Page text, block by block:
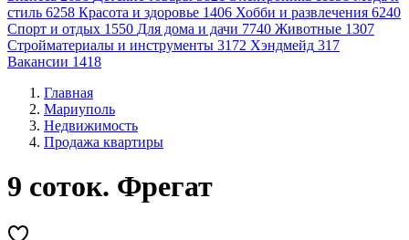
стиль 6258 Красота и здоровье 1406 Хобби и развлечения 6240
Спорт и отдых 1550 Для дома и дачи 7740 Животные 1307
Стройматериалы и инструменты 3172 Хэндмейд 317
Вакансии 1418
Главная
Мариуполь
Недвижимость
Продажа квартиры
9 соток. Фрегат